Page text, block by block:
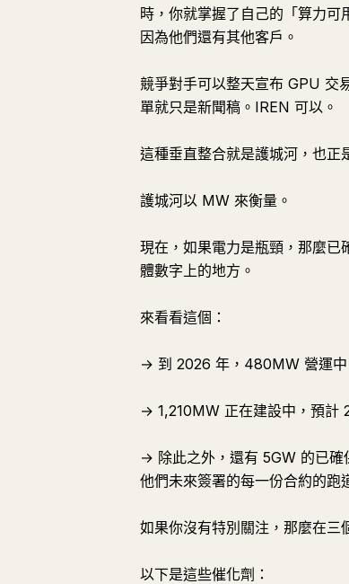
時，你就掌握了自己的「算力可
因為他們還有其他客戶。
競爭對手可以整天宣布 GPU 交
單就只是新聞稿。IREN 可以。
這種垂直整合就是護城河，也正
護城河以 MW 來衡量。
現在，如果電力是瓶頸，那麼
體數字上的地方。
來看看這個：
→ 到 2026 年，480MW 營運中
→ 1,210MW 正在建設中，預計
→ 除此之外，還有 5GW 的已確
他們未來簽署的每一份合約的跑
如果你沒有特別關注，那麼在三
以下是這些催化劑：